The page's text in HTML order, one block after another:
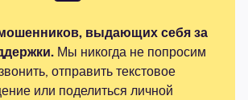
мошенников, выдающих себя за
Мы никогда не попросим
отправить текстовое
или поделиться личной